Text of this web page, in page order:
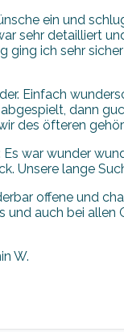
ein und
sehr detailliert
ging ich sehr
Einfach
dann
des öfteren
war wunder
Unsere lange
offene und
und auch bei allen
W.